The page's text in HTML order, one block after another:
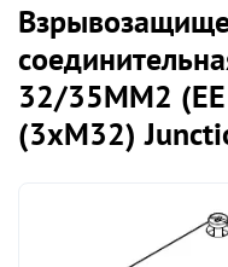
32/35MM2
(3xM32)